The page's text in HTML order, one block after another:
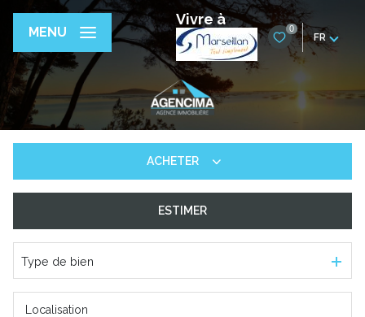
Vivre à
0
FR
MENU
ACHETER
De l'immo pro
ESTIMER
Type de bien